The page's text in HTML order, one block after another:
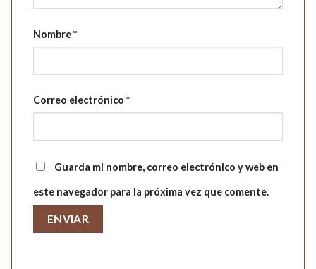
Nombre*
Correo electrónico *
Guarda mi nombre, correo electrónico y web en
este navegador para la próxima vez que comente.